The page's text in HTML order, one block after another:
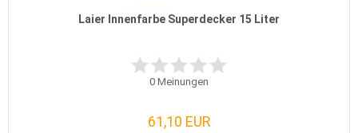
Laier Innenfarbe Superdecker 15 Liter
0 Meinungen
61,10 EUR